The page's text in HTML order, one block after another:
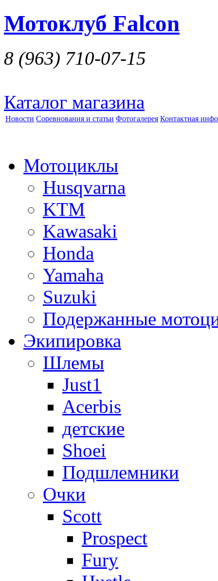
Мотоклуб Falcon
8 (963) 710-07-15
Каталог магазина
Новости Соревнования и статьи Фотогалерея Контактная
Мотоциклы
Husqvarna
KTM
Kawasaki
Honda
Yamaha
Suzuki
Подержанные
Экипировка
Шлемы
Just1
Acerbis
детские
Shoei
Подшлемники
Очки
Scott
Prospect
Fury